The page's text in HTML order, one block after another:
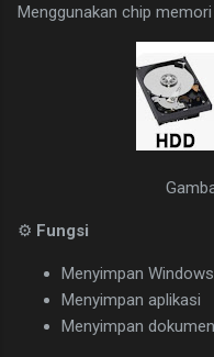
Menggunakan chip
⚙ Fungsi
Menyimpan
Menyimpan aplikasi
Menyimpan